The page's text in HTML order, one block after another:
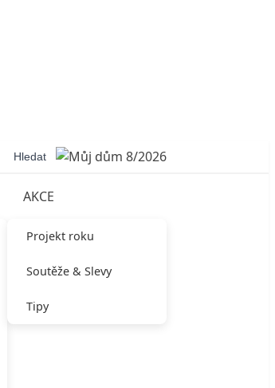
AKCE
Projekt roku
Soutěže & Slevy
Tipy